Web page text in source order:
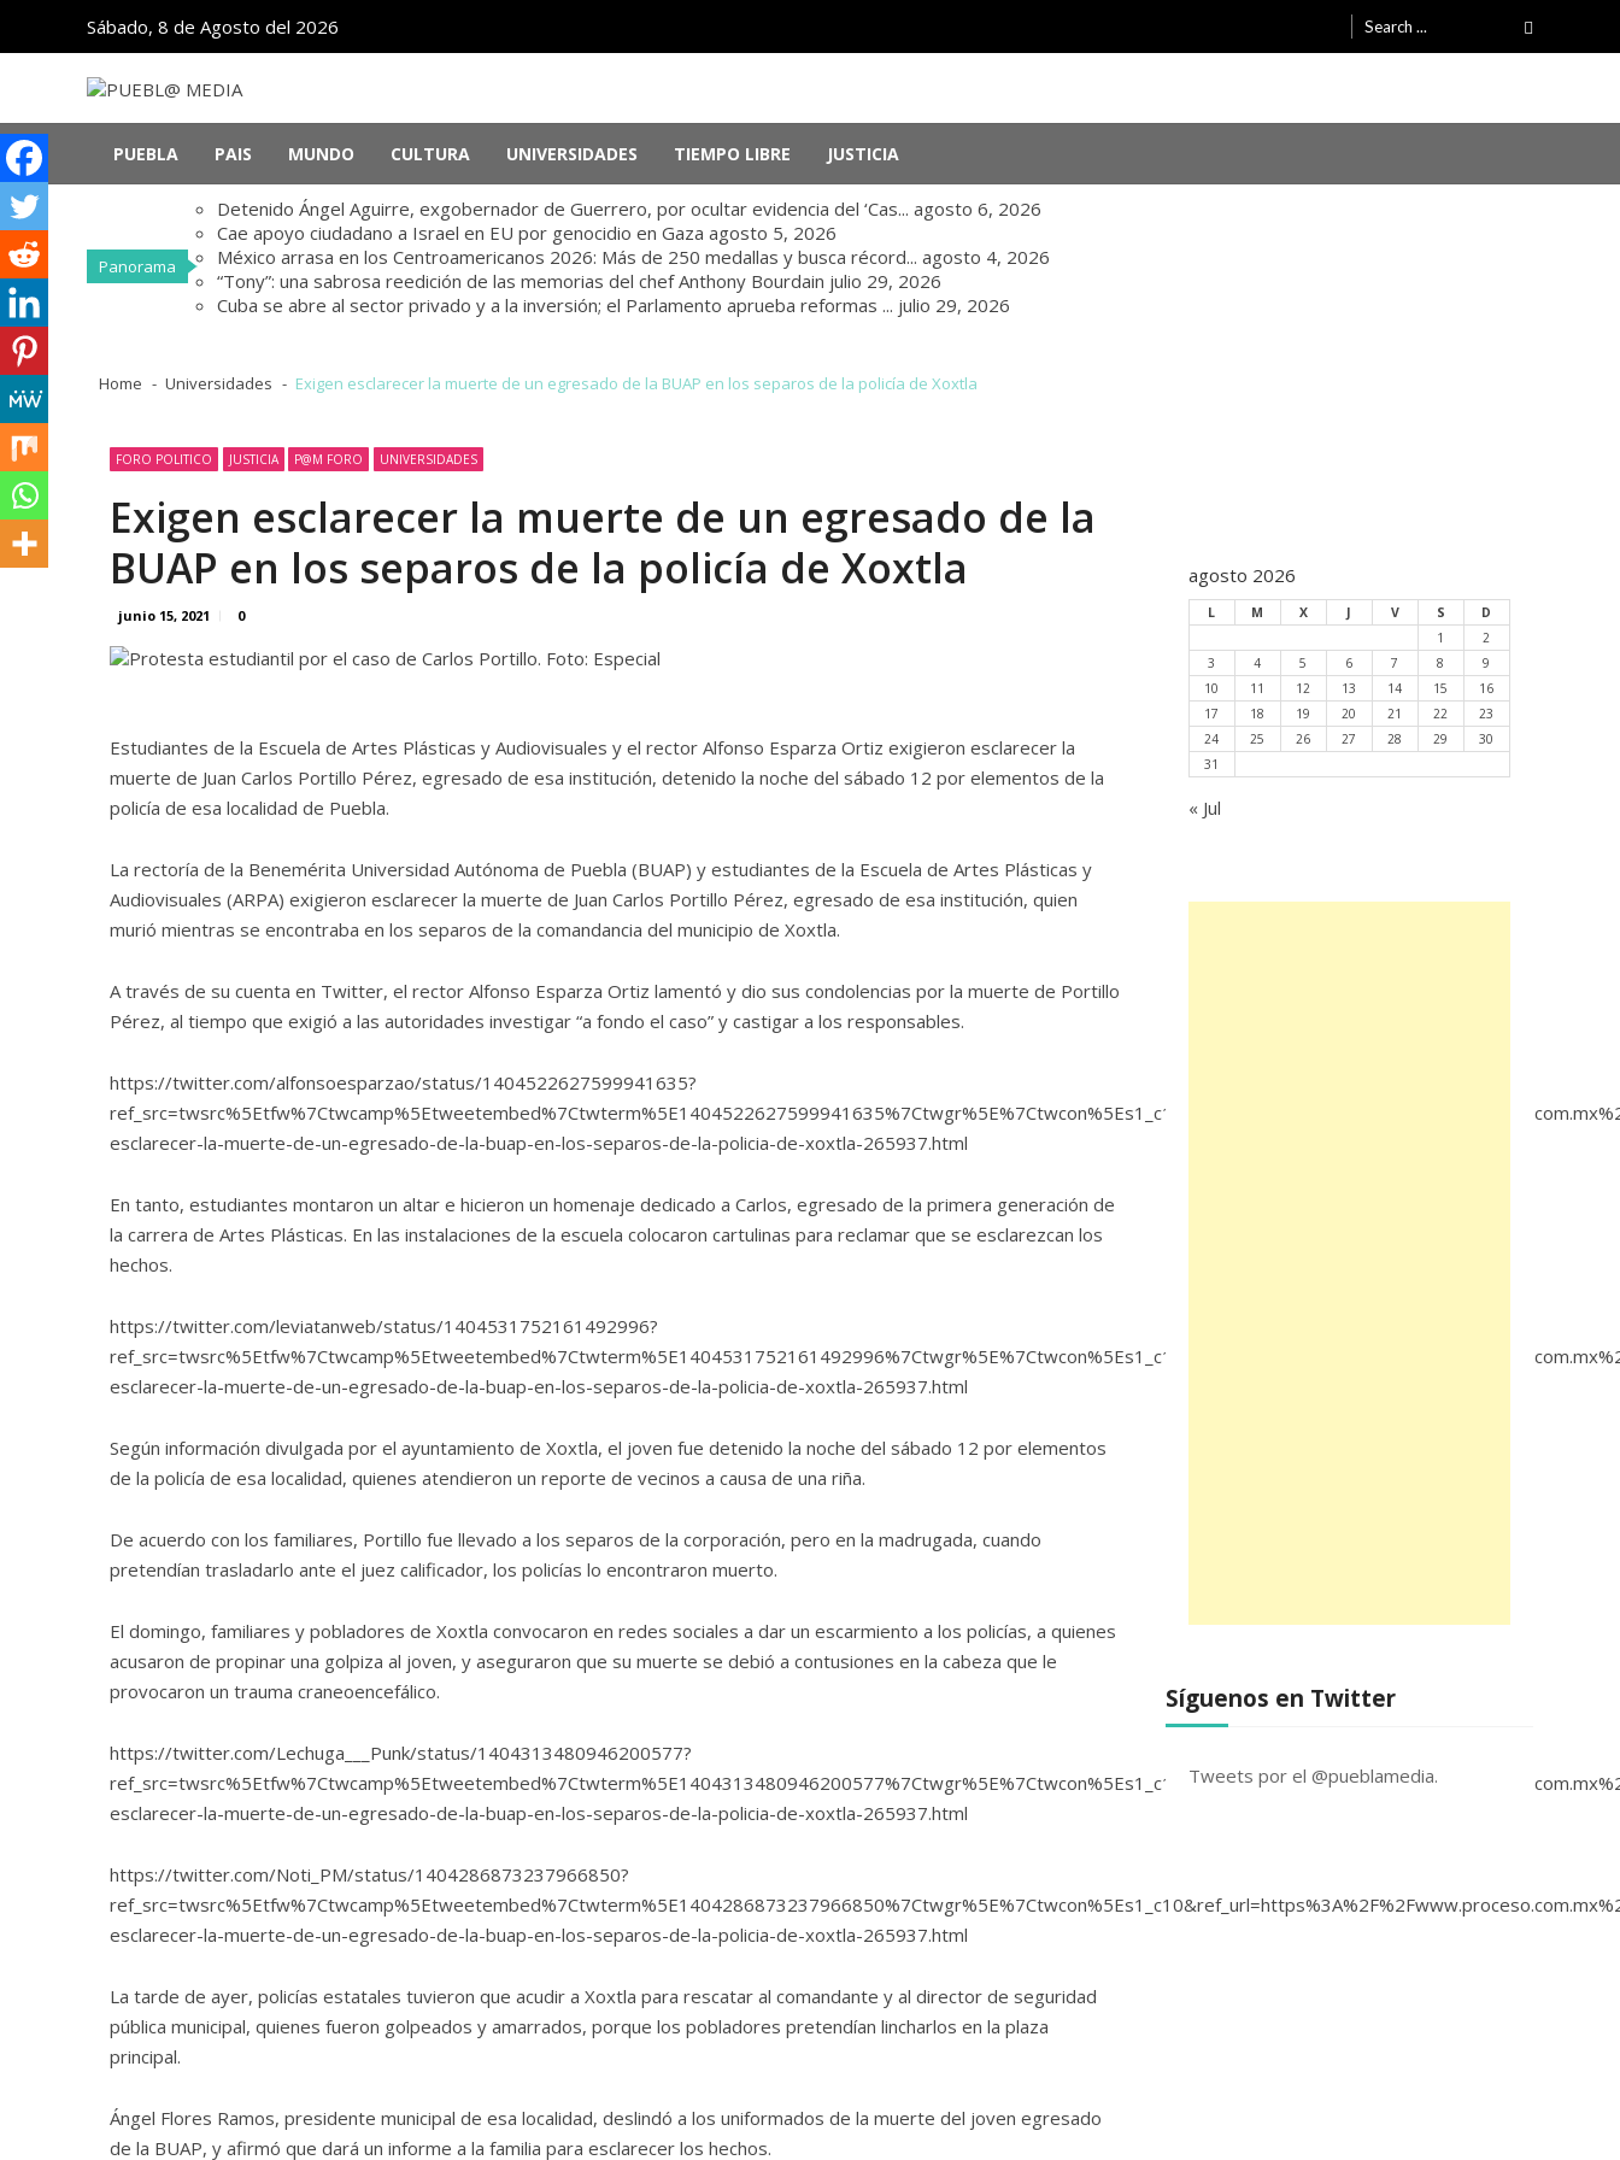
navigation
content
Sábado, 8 de Agosto del 2026
Search
for:
PUEBL@ MEDIA
Noticias de Puebla, México y el mundo
PUEBLA PAIS MUNDO CULTURA UNIVERSIDADES TIEMPO LIBRE JUSTICIA
Panorama
Detenido Ángel Aguirre, exgobernador de Guerrero, por ocultar evidencia del ‘Cas... agosto 6, 2026
Cae apoyo ciudadano a Israel en EU por genocidio en Gaza agosto 5, 2026
México arrasa en los Centroamericanos 2026: Más de 250 medallas y busca récord... agosto 4, 2026
“Tony”: una sabrosa reedición de las memorias del chef Anthony Bourdain julio 29, 2026
Cuba se abre al sector privado y a la inversión; el Parlamento aprueba reformas ... julio 29, 2026
Home Universidades Exigen esclarecer la muerte de un egresado de la BUAP en los separos de la policía de Xoxtla
FORO POLITICO JUSTICIA P@M FORO UNIVERSIDADES
Exigen esclarecer la muerte de un egresado de la
BUAP en los separos de la policía de Xoxtla
junio 15, 2021 0
Estudiantes de la Escuela de Artes Plásticas y Audiovisuales y el rector Alfonso Esparza Ortiz exigieron esclarecer la
muerte de Juan Carlos Portillo Pérez, egresado de esa institución, detenido la noche del sábado 12 por elementos de la
policía de esa localidad de Puebla.
La rectoría de la Benemérita Universidad Autónoma de Puebla (BUAP) y estudiantes de la Escuela de Artes Plásticas y
Audiovisuales (ARPA) exigieron esclarecer la muerte de Juan Carlos Portillo Pérez, egresado de esa institución, quien
murió mientras se encontraba en los separos de la comandancia del municipio de Xoxtla.
A través de su cuenta en Twitter, el rector Alfonso Esparza Ortiz lamentó y dio sus condolencias por la muerte de Portillo
Pérez, al tiempo que exigió a las autoridades investigar “a fondo el caso” y castigar a los responsables.
https://twitter.com/alfonsoesparzao/status/1404522627599941635?
esclarecer-la-muerte-de-un-egresado-de-la-buap-en-los-separos-de-la-policia-de-xoxtla-265937.html
En tanto, estudiantes montaron un altar e hicieron un homenaje dedicado a Carlos, egresado de la primera generación de
la carrera de Artes Plásticas. En las instalaciones de la escuela colocaron cartulinas para reclamar que se esclarezcan los
hechos.
https://twitter.com/leviatanweb/status/1404531752161492996?
esclarecer-la-muerte-de-un-egresado-de-la-buap-en-los-separos-de-la-policia-de-xoxtla-265937.html
Según información divulgada por el ayuntamiento de Xoxtla, el joven fue detenido la noche del sábado 12 por elementos
de la policía de esa localidad, quienes atendieron un reporte de vecinos a causa de una riña.
De acuerdo con los familiares, Portillo fue llevado a los separos de la corporación, pero en la madrugada, cuando
pretendían trasladarlo ante el juez calificador, los policías lo encontraron muerto.
El domingo, familiares y pobladores de Xoxtla convocaron en redes sociales a dar un escarmiento a los policías, a quienes
acusaron de propinar una golpiza al joven, y aseguraron que su muerte se debió a contusiones en la cabeza que le
provocaron un trauma craneoencefálico.
https://twitter.com/Lechuga___Punk/status/1404313480946200577?
esclarecer-la-muerte-de-un-egresado-de-la-buap-en-los-separos-de-la-policia-de-xoxtla-265937.html
https://twitter.com/Noti_PM/status/1404286873237966850?
esclarecer-la-muerte-de-un-egresado-de-la-buap-en-los-separos-de-la-policia-de-xoxtla-265937.html
La tarde de ayer, policías estatales tuvieron que acudir a Xoxtla para rescatar al comandante y al director de seguridad
pública municipal, quienes fueron golpeados y amarrados, porque los pobladores pretendían lincharlos en la plaza
principal.
Ángel Flores Ramos, presidente municipal de esa localidad, deslindó a los uniformados de la muerte del joven egresado
de la BUAP, y afirmó que dará un informe a la familia para esclarecer los hechos.
agosto 2026
L M X J V S
D
1
2
3
4 5 6 7 8
9
10
11 12 13 14 15
16
17
18 19 20 21 22
23
24
25 26 27 28 29
30
31
« Jul
Síguenos en Twitter
Tweets por el @pueblamedia.